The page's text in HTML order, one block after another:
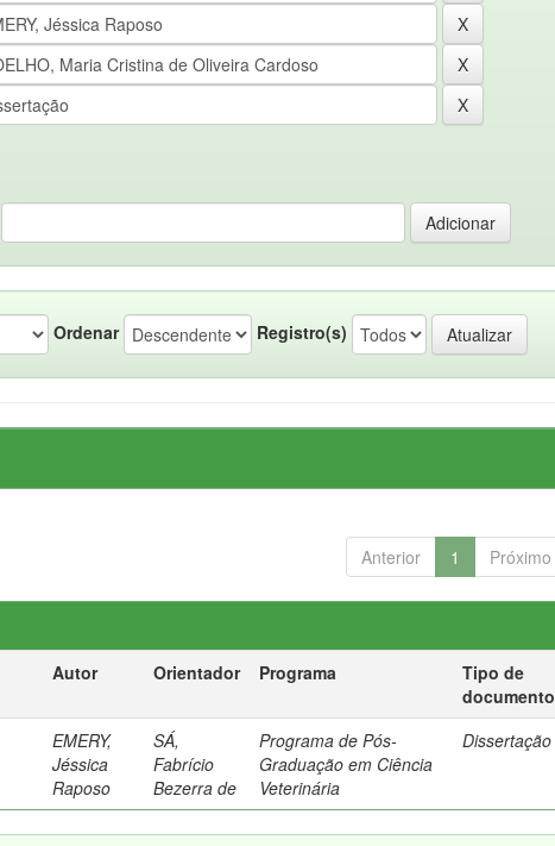
Ordenar Registro(s)
Anterior 1 Próximo
Autor Orientador Programa
Tipo de
documento
EMERY,
Jéssica
Raposo
SÁ,
Fabrício
Bezerra de
Programa de Pós-
Graduação em Ciência
Veterinária
Dissertação